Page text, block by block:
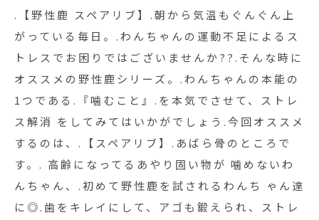
んちゃん、.初めて野性鹿を試されるわんち ゃん達
に◎.歯をキレイにして、アゴも鍛えられ、ストレ
ス解消になる野性鹿の骨🦌.ぜひこの機会にお試し
江市トリミング #松江ペットサロン#松江ペット#
島根#松江#haus_matsue #groomhause #野性鹿
#野性鹿スペアリブ
.【野性鹿 スペアリブ】.朝から気温もぐんぐん上
がっている毎日。.わんちゃんの運動不足によるス
トレスでお困りではございませんか??.そんな時に
オススメの野性鹿シリーズ。.わんちゃんの本能の
1つである.『噛むこと』.を本気でさせて、ストレ
ス解消 をしてみてはいかがでしょう.今回オススメ
するのは、.【スペアリブ】.あばら骨のところで
す。. 高齢になってるあやり固い物が 噛めないわ
んちゃん、.初めて野性鹿を試されるわんち ゃん達
に◎.歯をキレイにして、アゴも鍛えられ、ストレ